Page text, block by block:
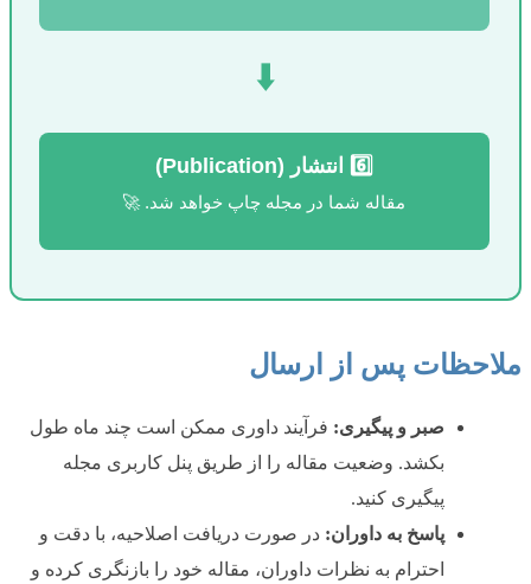
⬇️
6️⃣ انتشار (Publication)
مقاله شما در مجله چاپ خواهد شد. 🚀
ملاحظات پس از ارسال
صبر و پیگیری: فرآیند داوری ممکن است چند ماه طول
بکشد. وضعیت مقاله را از طریق پنل کاربری مجله
پیگیری کنید.
پاسخ به داوران: در صورت دریافت اصلاحیه، با دقت و
احترام به نظرات داوران، مقاله خود را بازنگری کرده و